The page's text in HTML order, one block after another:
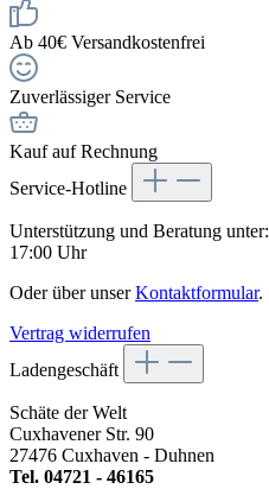
Ab 40€ Versandkostenfrei
Zuverlässiger Service
Kauf auf Rechnung
Service-Hotline
Unterstützung und Beratung unter:
17:00 Uhr
Oder über unserKontaktformular.
Vertrag widerrufen
Ladengeschäft
Schäte der Welt
Cuxhavener Str. 90
27476 Cuxhaven - Duhnen
Tel. 04721 - 46165